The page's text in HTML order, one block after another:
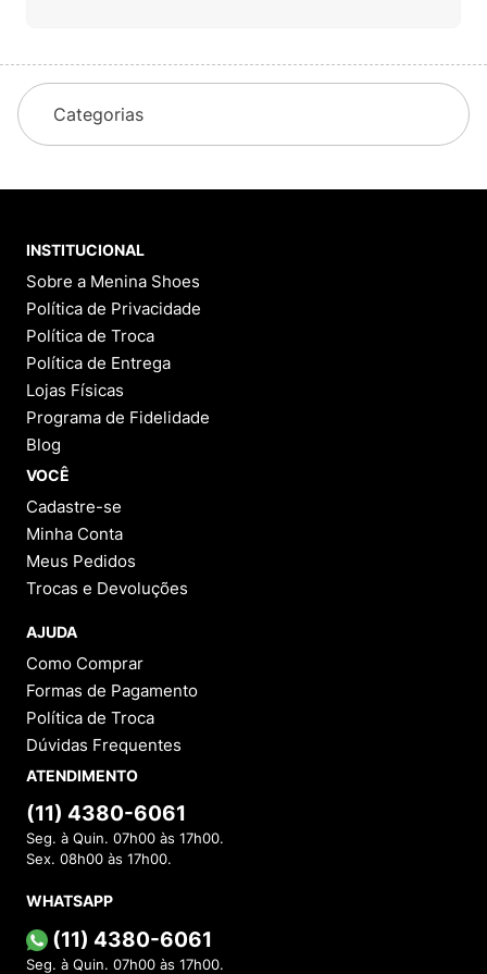
Categorias
INSTITUCIONAL
Sobre a Menina Shoes
Política de Privacidade
Política de Troca
Política de Entrega
Lojas Físicas
Programa de Fidelidade
Blog
VOCÊ
Cadastre-se
Minha Conta
Meus Pedidos
Trocas e Devoluções
AJUDA
Como Comprar
Formas de Pagamento
Política de Troca
Dúvidas Frequentes
ATENDIMENTO
(11) 4380-6061
Seg. à Quin. 07h00 às 17h00.
Sex. 08h00 às 17h00.
WHATSAPP
(11) 4380-6061
Seg. à Quin. 07h00 às 17h00.